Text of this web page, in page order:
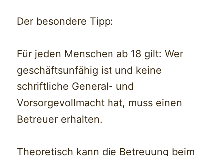
Der besondere Tipp:
Für jeden Menschen ab 18 gilt: Wer
geschäftsunfähig ist und keine
schriftliche General- und
Vorsorgevollmacht hat, muss einen
Betreuer erhalten.
Theoretisch kann die Betreuung beim